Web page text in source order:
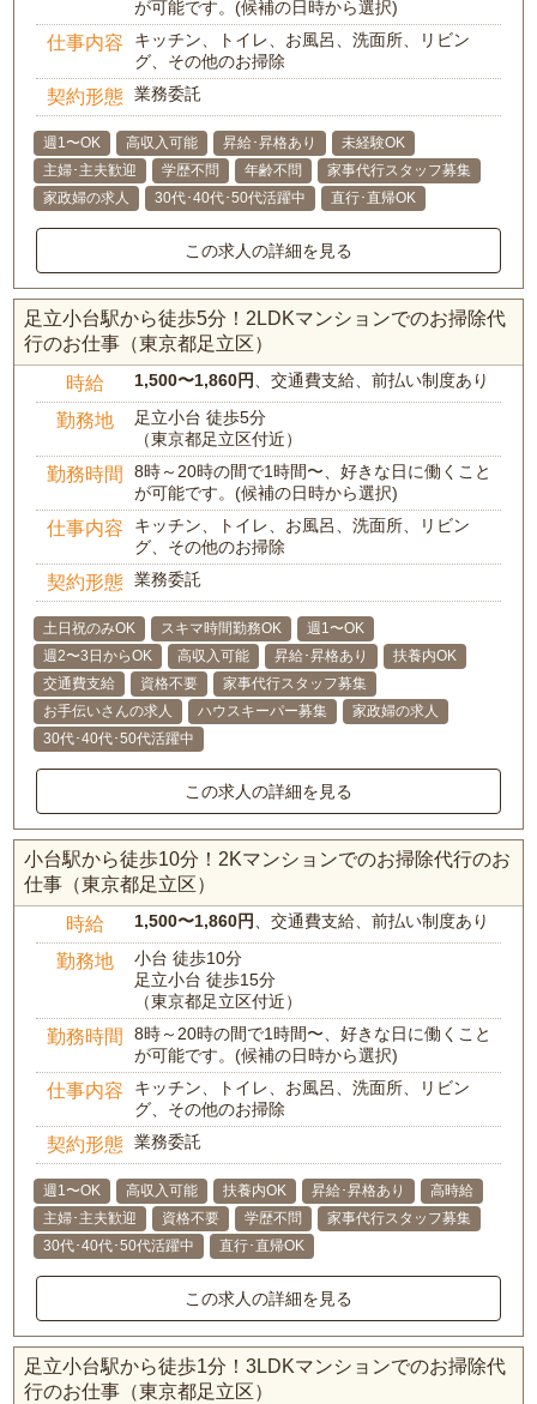
が可能です。(候補の日時から選択)
仕事内容
キッチン、トイレ、お風呂、洗面所、リビン
グ、その他のお掃除
契約形態 業務委託
週1〜OK 高収入可能 昇給･昇格あり
未経験OK
主婦･主夫歓迎
学歴不問 年齢不問
家事代行スタッフ募集
家政婦の求人
30代･40代･50代活躍中 直行･直帰OK
この求人の詳細を見る
足立小台駅から徒歩5分！2LDKマンションでのお掃除代
行のお仕事（東京都足立区）
時給 1,500〜1,860円、交通費支給、前払い制度あり
勤務地
足立小台 徒歩5分
（東京都足立区付近）
勤務時間
8時～20時の間で1時間〜、好きな日に働くこと
が可能です。(候補の日時から選択)
仕事内容
キッチン、トイレ、お風呂、洗面所、リビン
グ、その他のお掃除
契約形態 業務委託
土日祝のみOK スキマ時間勤務OK
週1〜OK
週2〜3日からOK
高収入可能 昇給･昇格あり
扶養内OK
交通費支給
資格不要
家事代行スタッフ募集
お手伝いさんの求人
ハウスキーパー募集
家政婦の求人
30代･40代･50代活躍中
この求人の詳細を見る
小台駅から徒歩10分！2Kマンションでのお掃除代行のお
仕事（東京都足立区）
時給 1,500〜1,860円、交通費支給、前払い制度あり
勤務地
小台 徒歩10分
足立小台 徒歩15分
（東京都足立区付近）
勤務時間
8時～20時の間で1時間〜、好きな日に働くこと
が可能です。(候補の日時から選択)
仕事内容
キッチン、トイレ、お風呂、洗面所、リビン
グ、その他のお掃除
契約形態 業務委託
週1〜OK 高収入可能 扶養内OK 昇給･昇格あり
高時給
主婦･主夫歓迎
資格不要 学歴不問
家事代行スタッフ募集
30代･40代･50代活躍中
直行･直帰OK
この求人の詳細を見る
足立小台駅から徒歩1分！3LDKマンションでのお掃除代
行のお仕事（東京都足立区）